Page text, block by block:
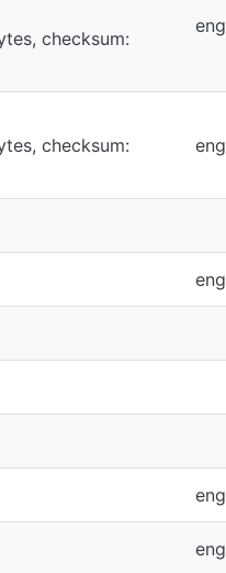
checksum:
eng
checksum:
eng
eng
eng
eng